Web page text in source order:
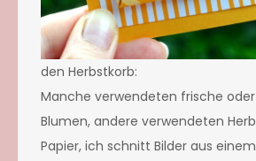
den Herbstkorb:
Manche verwendeten frische
Blumen, andere verwendeten
Papier, ich schnitt Bilder aus